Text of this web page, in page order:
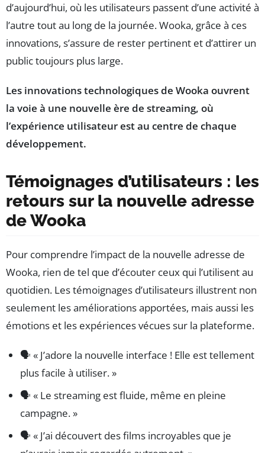
d’aujourd’hui, où les utilisateurs passent d’une activité à
l’autre tout au long de la journée. Wooka, grâce à ces
innovations, s’assure de rester pertinent et d’attirer un
public toujours plus large.
Les innovations technologiques de Wooka ouvrent
la voie à une nouvelle ère de streaming, où
l’expérience utilisateur est au centre de chaque
développement.
Témoignages d’utilisateurs : les
retours sur la nouvelle adresse
de Wooka
Pour comprendre l’impact de la nouvelle adresse de
Wooka, rien de tel que d’écouter ceux qui l’utilisent au
quotidien. Les témoignages d’utilisateurs illustrent non
seulement les améliorations apportées, mais aussi les
émotions et les expériences vécues sur la plateforme.
🗣️ « J’adore la nouvelle interface ! Elle est tellement
plus facile à utiliser. »
🗣️ « Le streaming est fluide, même en pleine
campagne. »
🗣️ « J’ai découvert des films incroyables que je